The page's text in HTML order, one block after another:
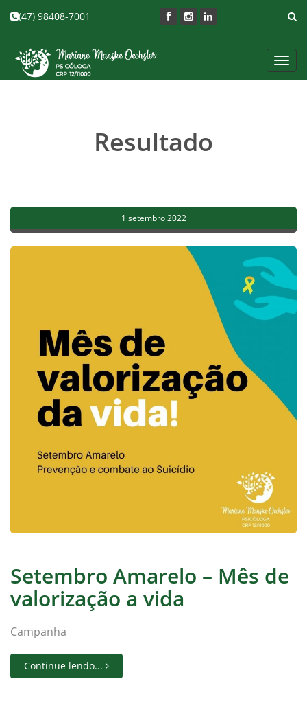
(47) 98408-7001
Resultado
1 setembro 2022
Setembro Amarelo – Mês de
valorização a vida
Campanha
Continue lendo...